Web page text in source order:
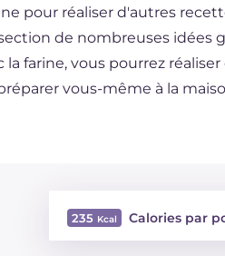
pour réaliser d'autres
de nombreuses idées
la farine, vous pourrez réaliser
vous-même à la
235 Calories par